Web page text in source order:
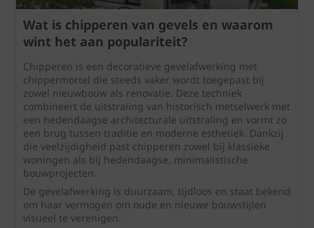
Wat is chipperen van gevels en waarom
wint het aan populariteit?
Chipperen is een decoratieve gevelafwerking met
chippermortel die steeds vaker wordt toegepast bij
zowel nieuwbouw als renovatie. Deze techniek
combineert de uitstraling van historisch metselwerk met
een hedendaagse architecturale uitstraling en vormt zo
een brug tussen traditie en moderne esthetiek. Dankzij
die veelzijdigheid past chipperen zowel bij klassieke
woningen als bij hedendaagse, minimalistische
bouwprojecten.
De gevelafwerking is duurzaam, tijdloos en staat bekend
om haar vermogen om oude en nieuwe bouwstijlen
visueel te verenigen.